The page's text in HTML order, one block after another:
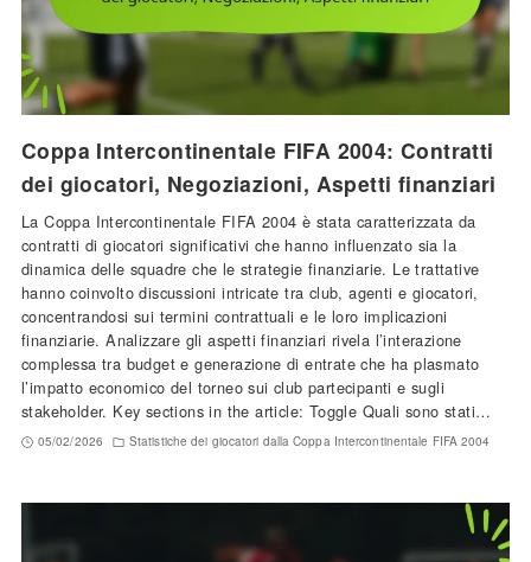
Coppa Intercontinentale FIFA 2004: Contratti
dei giocatori, Negoziazioni, Aspetti finanziari
La Coppa Intercontinentale FIFA 2004 è stata caratterizzata da
contratti di giocatori significativi che hanno influenzato sia la
dinamica delle squadre che le strategie finanziarie. Le trattative
hanno coinvolto discussioni intricate tra club, agenti e giocatori,
concentrandosi sui termini contrattuali e le loro implicazioni
finanziarie. Analizzare gli aspetti finanziari rivela l’interazione
complessa tra budget e generazione di entrate che ha plasmato
l’impatto economico del torneo sui club partecipanti e sugli
stakeholder. Key sections in the article: Toggle Quali sono stati…
05/02/2026 Statistiche dei giocatori dalla Coppa Intercontinentale FIFA 2004